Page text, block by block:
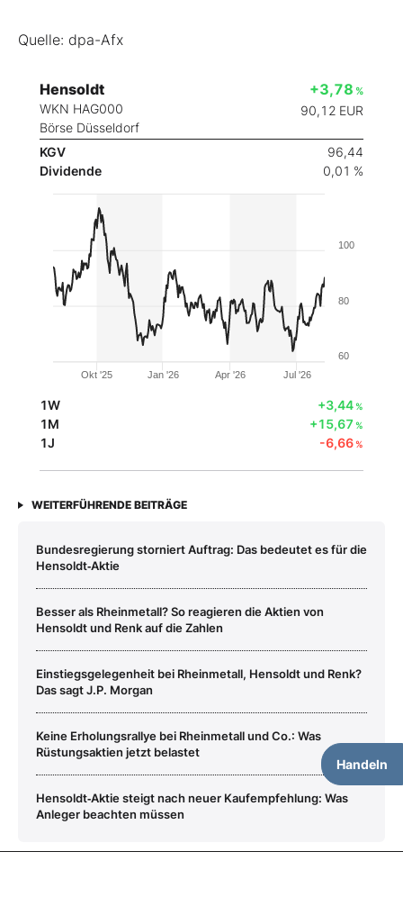
Quelle: dpa-Afx
Hensoldt
WKN HAG000
Börse Düsseldorf
+3,78 %
90,12 EUR
KGV
96,44
Dividende
0,01 %
Handeln
Okt '25 Jan '26 Apr '26 Jul '26
60
80
100
1W +3,44%
1M +15,67 %
1J -6,66%
WEITERFÜHRENDE BEITRÄGE
Bundesregierung storniert Auftrag: Das bedeutet es für die
Hensoldt‑Aktie
Besser als Rheinmetall? So reagieren die Aktien von
Hensoldt und Renk auf die Zahlen
Einstiegsgelegenheit bei Rheinmetall, Hensoldt und Renk?
Das sagt J.P. Morgan
Keine Erholungsrallye bei Rheinmetall und Co.: Was
Rüstungsaktien jetzt belastet
Hensoldt‑Aktie steigt nach neuer Kaufempfehlung: Was
Anleger beachten müssen